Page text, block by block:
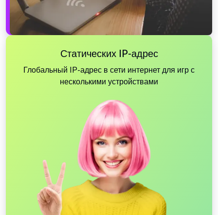
Статических IP-адрес
Глобальный IP-адрес в сети интернет для игр с
несколькими устройствами